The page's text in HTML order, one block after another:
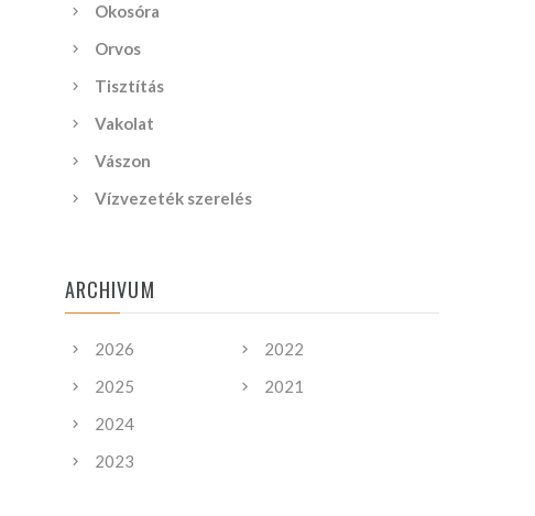
Okosóra
Orvos
Tisztítás
Vakolat
Vászon
Vízvezeték szerelés
ARCHIVUM
2026
2025
2024
2023
2022
2021